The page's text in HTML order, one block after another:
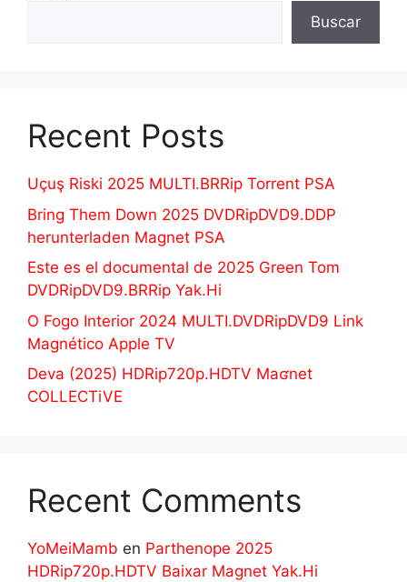
Buscar
Recent Posts
Uçuş Riski 2025 MULTI.BRRip Torrent PSA
Bring Them Down 2025 DVDRipDVD9.DDP
herunterladen Magnet PSA
Este es el documental de 2025 Green Tom
DVDRipDVD9.BRRip Yak.Hi
O Fogo Interior 2024 MULTI.DVDRipDVD9 Link
Magnético Apple TV
Deva (2025) HDRip720p.HDTV Maʛnet
COLLECTiVE
Recent Comments
YoMeiMamb en Parthenope 2025
HDRip720p.HDTV Baixar Magnet Yak.Hi